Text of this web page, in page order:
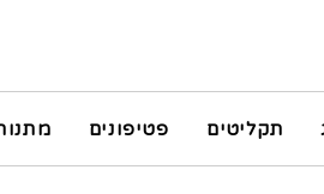
תקליטים פטיפונים